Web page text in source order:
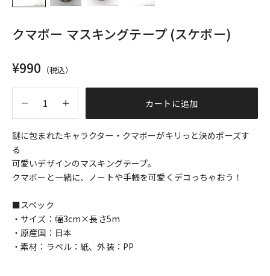
クマボー マスキングテープ (スケボー)
セール価格
¥990 （税込）
カートに追加
謎に包まれたキャラクター・クマボーがキリっと決めポーズす
る
可愛いデザインのマスキングテープ。
クマボーと一緒に、ノートや手帳を可愛くデコっちゃおう！
■スペック
・サイズ：幅3cm×長さ5m
・原産国：日本
・素材：ラベル：紙、外装：PP